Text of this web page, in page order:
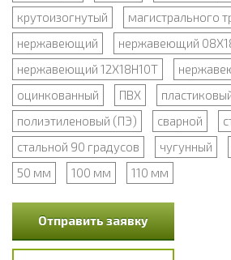
крутоизогнутый
магистрального
нержавеющий
нержавеющий
нержавеющий 12Х18Н10Т
оцинкованный
ПВХ
полиэтиленовый (ПЭ)
сварной
стальной 90 градусов
чугунный
50 мм
100 мм 110 мм
Отправить заявку